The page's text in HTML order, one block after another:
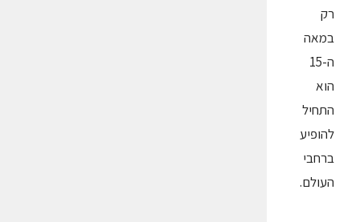
רק
במאה
ה-15
הוא
התחיל
להופיע
ברחבי
העולם.